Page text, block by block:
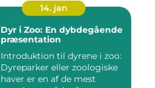
14. jan
Dyr i Zoo: En dybdegående
præsentation
Introduktion til dyrene i zoo:
Dyreparker eller zoologiske
haver er en af de mest